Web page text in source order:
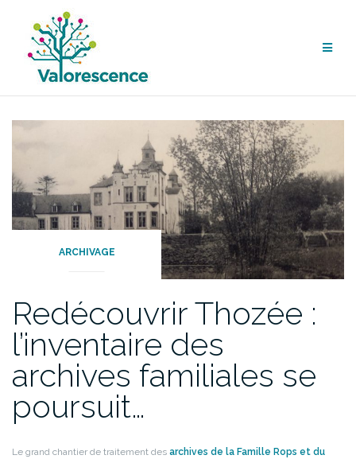
contenu
ARCHIVAGE
Redécouvrir Thozée :
l’inventaire des
archives familiales se
poursuit…
Le grand chantier de traitement des archives de la Famille Rops et du